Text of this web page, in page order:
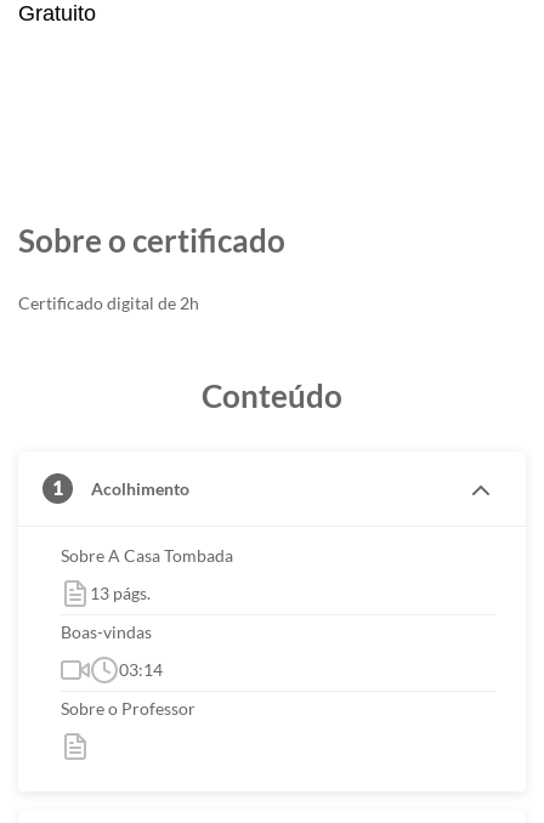
Gratuito
Sobre o certificado
Certificado digital de 2h
Conteúdo
1 Acolhimento
Sobre A Casa Tombada
13 págs.
Boas-vindas
03:14
Sobre o Professor